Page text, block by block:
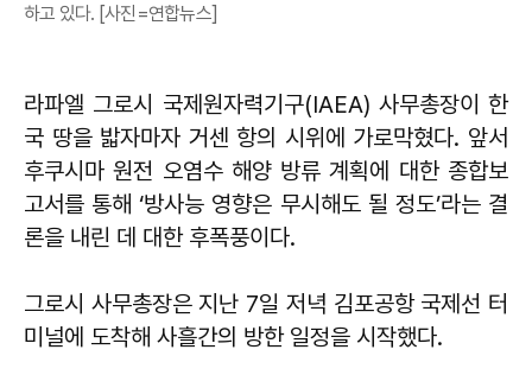
하고 있다. [사진=연합뉴스]
라파엘 그로시 국제원자력기구(IAEA) 사무총장이 한
국 땅을 밟자마자 거센 항의 시위에 가로막혔다. 앞서
후쿠시마 원전 오염수 해양 방류 계획에 대한 종합보
고서를 통해 ‘방사능 영향은 무시해도 될 정도’라는 결
론을 내린 데 대한 후폭풍이다.
그로시 사무총장은 지난 7일 저녁 김포공항 국제선 터
미널에 도착해 사흘간의 방한 일정을 시작했다.